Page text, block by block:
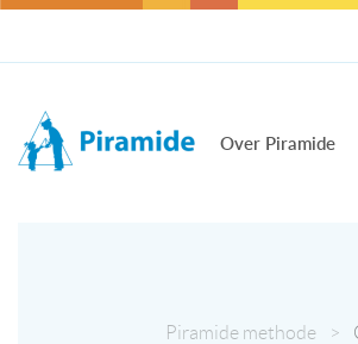
Over Piramide
Piramide methode >